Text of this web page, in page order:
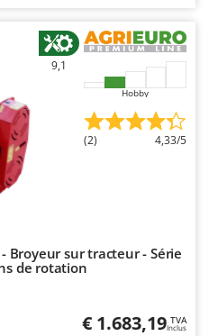
9,1
Hobby
(2) 4,33/5
Broyeur sur tracteur - Série
de rotation
€ 1.683,19 TVA
Inclus